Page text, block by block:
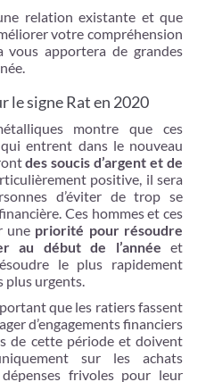
relation existante et que
votre compréhension
vous apportera de grandes
le signe Rat en 2020
montre que ces
entrent dans le nouveau
des soucis d’argent et de
positive, il sera
d’éviter de trop se
Ces hommes et ces
une priorité pour résoudre
au début de l’année et
le plus rapidement
plus urgents.
que les ratiers fassent
d’engagements financiers
de cette période et doivent
sur les achats
frivoles pour leur